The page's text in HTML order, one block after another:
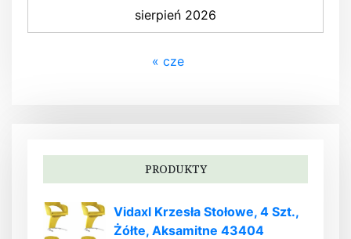
sierpień 2026
« cze
PRODUKTY
Vidaxl Krzesła Stołowe, 4 Szt.,
Żółte, Aksamitne 43404